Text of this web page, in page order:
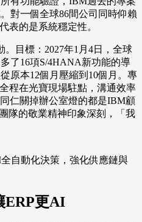
對一個全球86間公司同時仰賴
表的是系統穩定性。
。目標：2027年1月4日，全球
了16項S/4HANA新功能的導
原本12個月壓縮到10個月。專
程在光寶現場駐點，溝通效率
仁關掉辦公室燈的都是IBM顧
隊的敬業精神印象深刻，「我
自動化決策，強化供應鏈與
ERP更AI